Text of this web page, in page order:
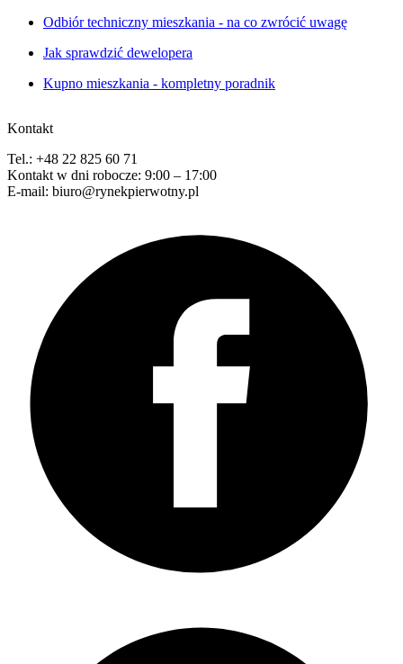
Odbiór techniczny mieszkania - na co zwrócić uwagę
Jak sprawdzić dewelopera
Kupno mieszkania - kompletny poradnik
Kontakt
Tel.: +48 22 825 60 71
Kontakt w dni robocze: 9:00 – 17:00
E-mail: biuro@rynekpierwotny.pl